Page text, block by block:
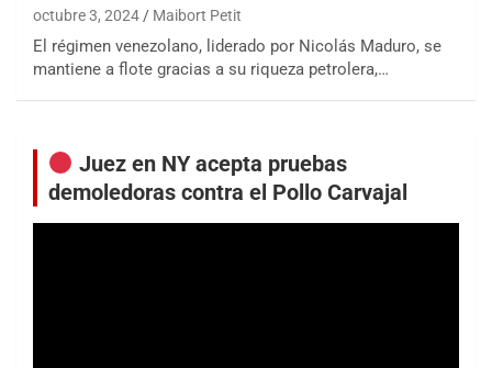
octubre 3, 2024 Maibort Petit
El régimen venezolano, liderado por Nicolás Maduro, se
mantiene a flote gracias a su riqueza petrolera,…
Juez en NY acepta pruebas
demoledoras contra el Pollo Carvajal